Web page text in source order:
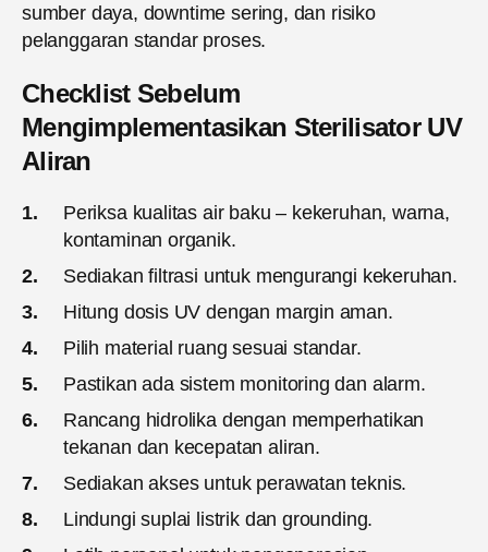
sumber daya, downtime sering, dan risiko
pelanggaran standar proses.
Checklist Sebelum
Mengimplementasikan Sterilisator UV
Aliran
Periksa kualitas air baku – kekeruhan, warna,
kontaminan organik.
Sediakan filtrasi untuk mengurangi kekeruhan.
Hitung dosis UV dengan margin aman.
Pilih material ruang sesuai standar.
Pastikan ada sistem monitoring dan alarm.
Rancang hidrolika dengan memperhatikan
tekanan dan kecepatan aliran.
Sediakan akses untuk perawatan teknis.
Lindungi suplai listrik dan grounding.